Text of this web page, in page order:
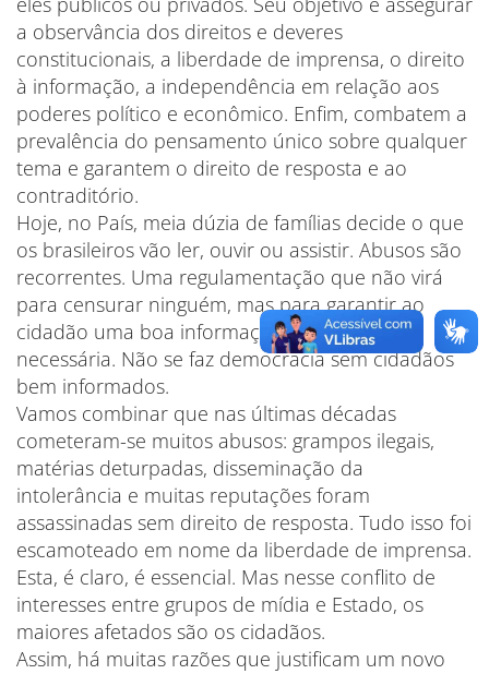
a observância dos direitos e deveres
constitucionais, a liberdade de imprensa, o direito
à informação, a independência em relação aos
poderes político e econômico. Enfim, combatem a
prevalência do pensamento único sobre qualquer
tema e garantem o direito de resposta e ao
contraditório.
Hoje, no País, meia dúzia de famílias decide o que
os brasileiros vão ler, ouvir ou assistir. Abusos são
recorrentes. Uma regulamentação que não virá
para censurar ninguém, mas para garantir ao
cidadão uma boa informação é mais que
necessária. Não se faz democracia sem cidadãos
bem informados.
Vamos combinar que nas últimas décadas
cometeram-se muitos abusos: grampos ilegais,
matérias deturpadas, disseminação da
intolerância e muitas reputações foram
assassinadas sem direito de resposta. Tudo isso foi
escamoteado em nome da liberdade de imprensa.
Esta, é claro, é essencial. Mas nesse conflito de
interesses entre grupos de mídia e Estado, os
maiores afetados são os cidadãos.
Assim, há muitas razões que justificam um novo